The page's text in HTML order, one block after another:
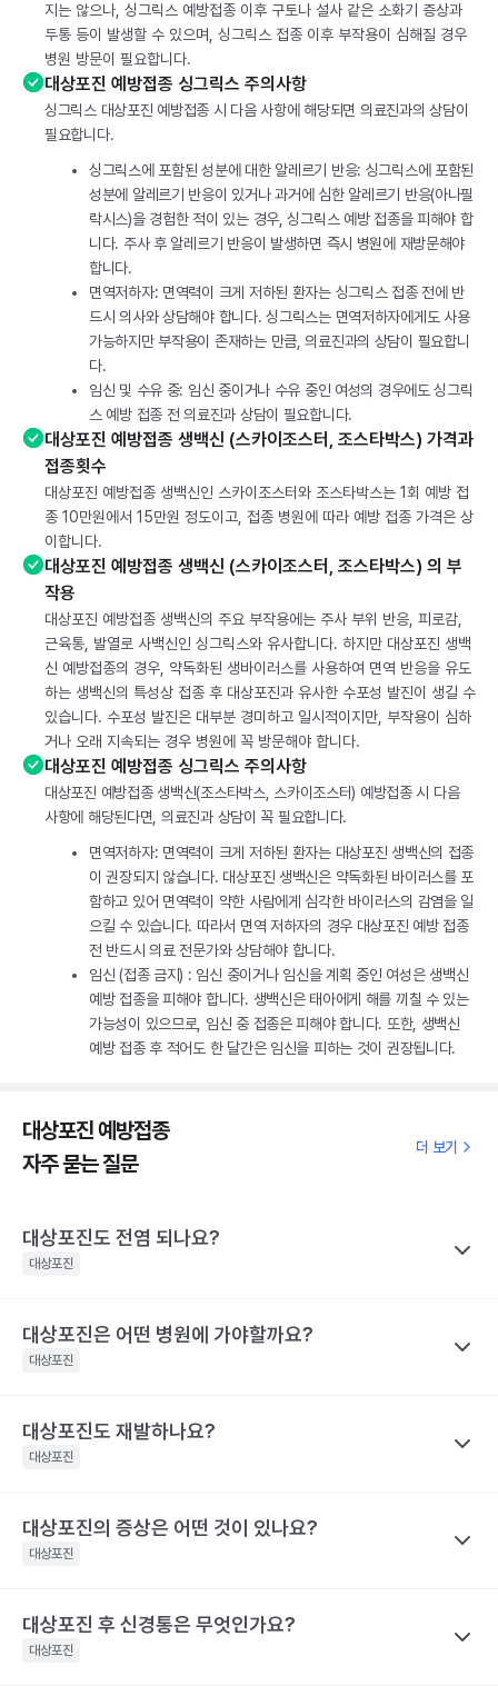
지는 않으나, 싱그릭스 예방접종 이후 구토나 설사 같은 소화기 증상과
두통 등이 발생할 수 있으며, 싱그릭스 접종 이후 부작용이 심해질 경우
병원 방문이 필요합니다.
대상포진 예방접종 싱그릭스 주의사항
싱그릭스 대상포진 예방접종 시 다음 사항에 해당되면 의료진과의 상담이
필요합니다.
싱그릭스에 포함된 성분에 대한 알레르기 반응: 싱그릭스에 포함된
성분에 알레르기 반응이 있거나 과거에 심한 알레르기 반응(아나필
락시스)을 경험한 적이 있는 경우, 싱그릭스 예방 접종을 피해야 합
니다. 주사 후 알레르기 반응이 발생하면 즉시 병원에 재방문해야
합니다.
면역저하자: 면역력이 크게 저하된 환자는 싱그릭스 접종 전에 반
드시 의사와 상담해야 합니다. 싱그릭스는 면역저하자에게도 사용
가능하지만 부작용이 존재하는 만큼, 의료진과의 상담이 필요합니
다.
임신 및 수유 중: 임신 중이거나 수유 중인 여성의 경우에도 싱그릭
스 예방 접종 전 의료진과 상담이 필요합니다.
대상포진 예방접종 생백신 (스카이조스터, 조스타박스) 가격과
접종횟수
대상포진 예방접종 생백신인 스카이조스터와 조스타박스는 1회 예방 접
종 10만원에서 15만원 정도이고, 접종 병원에 따라 예방 접종 가격은 상
이합니다.
대상포진 예방접종 생백신 (스카이조스터, 조스타박스) 의 부
작용
대상포진 예방접종 생백신의 주요 부작용에는 주사 부위 반응, 피로감,
근육통, 발열로 사백신인 싱그릭스와 유사합니다. 하지만 대상포진 생백
신 예방접종의 경우, 약독화된 생바이러스를 사용하여 면역 반응을 유도
하는 생백신의 특성상 접종 후 대상포진과 유사한 수포성 발진이 생길 수
있습니다. 수포성 발진은 대부분 경미하고 일시적이지만, 부작용이 심하
거나 오래 지속되는 경우 병원에 꼭 방문해야 합니다.
대상포진 예방접종 싱그릭스 주의사항
대상포진 예방접종 생백신(조스타박스, 스카이조스터) 예방접종 시 다음
사항에 해당된다면, 의료진과 상담이 꼭 필요합니다.
면역저하자: 면역력이 크게 저하된 환자는 대상포진 생백신의 접종
이 권장되지 않습니다. 대상포진 생백신은 약독화된 바이러스를 포
함하고 있어 면역력이 약한 사람에게 심각한 바이러스의 감염을 일
으킬 수 있습니다. 따라서 면역 저하자의 경우 대상포진 예방 접종
전 반드시 의료 전문가와 상담해야 합니다.
임신 (접종 금지) : 임신 중이거나 임신을 계획 중인 여성은 생백신
예방 접종을 피해야 합니다. 생백신은 태아에게 해를 끼칠 수 있는
가능성이 있으므로, 임신 중 접종은 피해야 합니다. 또한, 생백신
예방 접종 후 적어도 한 달간은 임신을 피하는 것이 권장됩니다.
대상포진 예방접종
자주 묻는 질문
더 보기
대상포진도 전염 되나요?
대상포진
나만의닥터
대상포진이 특정 바이러스에 의해 유발된다고 하니 혹시 대상포진
수두는 비말을 통해 호흡기로 전염될 수 있고, 수포 진물을 접촉해도
전파될 수 있으므로 주의가 필요해요.
기 어려운 이유는 수포(물집) 때문이에요. 수포 안에는 활성화된 바
이러스가 들어 있기 때문에 만약 수포를 건드려 터트리면 이를 통해
한편, 대상포진 병변이 초기 단계인 발진 상태이거나 수포가 가라앉
아 딱지가 생긴 상태라면 전염 가능성은 거의 없어요.
대상포진은 어떤 병원에 가야할까요?
대상포진
나만의닥터
대상포진은 치료가 되고 난 후에도 통증이 지속되거나 후유증이 동
눈 주위에 난 대상포진 : 안과, 피부과, 통증의학과
등에 난 대상포진 : 피부과 및 통증의학과
해당 콘텐츠는 질환 지식 제공을 위해 만들어 진 것으로, 진료 행위 유도 및 특정 의약품
을 권유하지 않습니다.
대상포진도 재발하나요?
대상포진
나만의닥터
네. 대상포진도 재발할 수 있어요. 실제로 해외에는 대상포진이 세
재발했다고 해요. 대상포진의 재발 확률은 대상포진의 통증 지속시
간과 관련이 깊어요. 30일 이상 대상포진 통증이 지속된 사람은 그
대상포진의 증상은 어떤 것이 있나요?
대상포진
나만의닥터
대상포진 후 신경통은 무엇인가요?
대상포진